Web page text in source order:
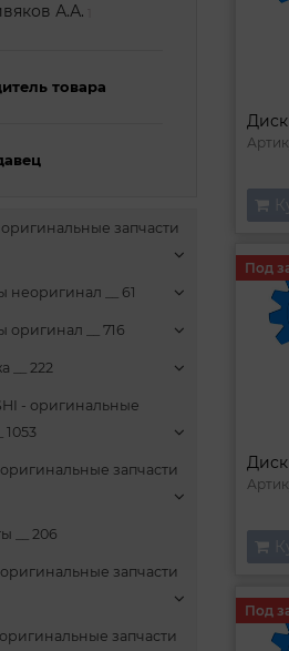
А.А.
товара
оригинальные запчасти
неоригинал __ 61
оригинал __ 716
__ 222
- оригинальные
1053
запчасти
__ 206
запчасти
запчасти
Под
Под